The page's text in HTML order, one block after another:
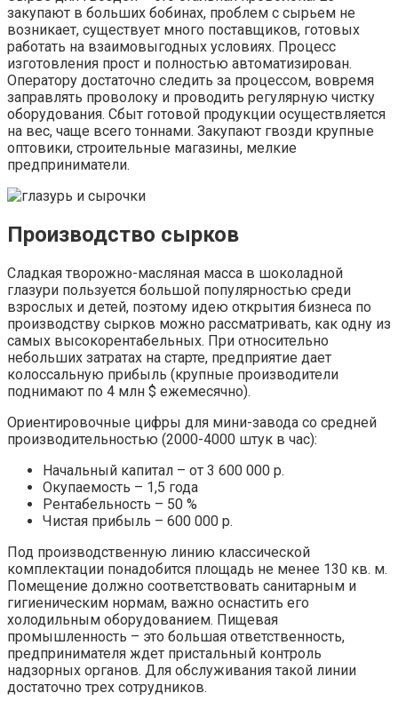
закупают в больших бобинах, проблем с сырьем не
возникает, существует много поставщиков, готовых
работать на взаимовыгодных условиях. Процесс
изготовления прост и полностью автоматизирован.
Оператору достаточно следить за процессом, вовремя
заправлять проволоку и проводить регулярную чистку
оборудования. Сбыт готовой продукции осуществляется
на вес, чаще всего тоннами. Закупают гвозди крупные
оптовики, строительные магазины, мелкие
предприниматели.
Производство сырков
Сладкая творожно-масляная масса в шоколадной
глазури пользуется большой популярностью среди
взрослых и детей, поэтому идею открытия бизнеса по
производству сырков можно рассматривать, как одну из
самых высокорентабельных. При относительно
небольших затратах на старте, предприятие дает
колоссальную прибыль (крупные производители
поднимают по 4 млн $ ежемесячно).
Ориентировочные цифры для мини-завода со средней
производительностью (2000-4000 штук в час):
Начальный капитал – от 3 600 000 р.
Окупаемость – 1,5 года
Рентабельность – 50 %
Чистая прибыль – 600 000 р.
Под производственную линию классической
комплектации понадобится площадь не менее 130 кв. м.
Помещение должно соответствовать санитарным и
гигиеническим нормам, важно оснастить его
холодильным оборудованием. Пищевая
промышленность – это большая ответственность,
предпринимателя ждет пристальный контроль
надзорных органов. Для обслуживания такой линии
достаточно трех сотрудников.